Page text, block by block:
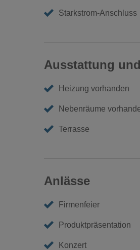
Starkstrom-Anschluss
Ausstattung
Heizung vorhanden
Nebenräume
Terrasse
Anlässe
Firmenfeier
Produktpräsentation
Konzert